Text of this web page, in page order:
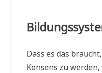
Dass es das
Konsens zu